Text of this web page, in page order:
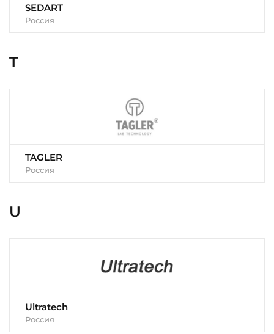
SEDART
Россия
T
TAGLER
Россия
U
Ultratech
Россия